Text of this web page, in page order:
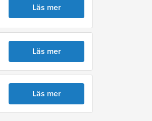
Läs mer
Läs mer
Läs mer